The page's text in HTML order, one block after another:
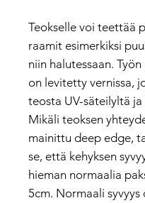
Teokselle voi teettää
raamit esimerkiksi
niin halutessaan.
on levitetty vernissa,
teosta UV-säteilyltä ja
Mikäli teoksen
mainittu deep edge,
se, että kehyksen
hieman normaalia
5cm. Normaali syvyys